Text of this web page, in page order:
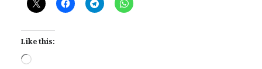
Like this:
Loading…